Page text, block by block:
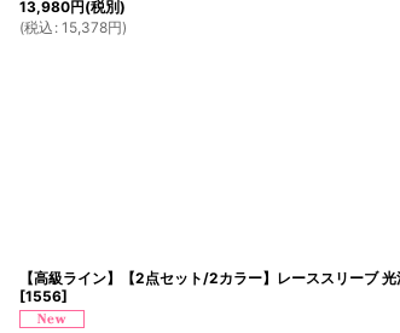
13,980円(税別)
(税込 : 15,378円)
【高級ライン】【2点セット/2カラー】レーススリーブ
[1556]